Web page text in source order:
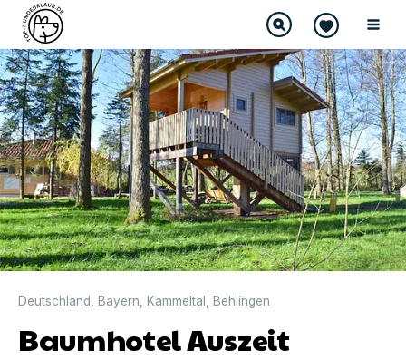
Deutschland Bayern Kammeltal Behlingen
Baumhotel Auszeit